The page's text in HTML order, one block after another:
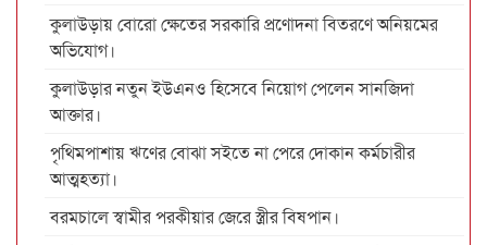
কুলাউড়ায় বোরো ক্ষেতের সরকারি প্রণোদনা বিতরণে অনিয়মের
অভিযোগ।
কুলাউড়ার নতুন ইউএনও হিসেবে নিয়োগ পেলেন সানজিদা
আক্তার।
পৃথিমপাশায় ঋণের বোঝা সইতে না পেরে দোকান কর্মচারীর
আত্মহত্যা।
বরমচালে স্বামীর পরকীয়ার জেরে স্ত্রীর বিষপান।